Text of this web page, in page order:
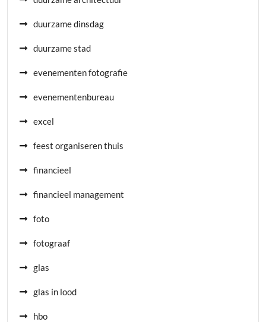
duurzame dinsdag
duurzame stad
evenementen fotografie
evenementenbureau
excel
feest organiseren thuis
financieel
financieel management
foto
fotograaf
glas
glas in lood
hbo